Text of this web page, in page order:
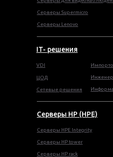
Серверы HP (HPE)
Серверы Supermicro
Серверы HPE Integrity
Cерверы HP tower
Cерверы HP rack
Серверы Lenovo
VDI
ЦОД
Сетевые решения
IT- решения